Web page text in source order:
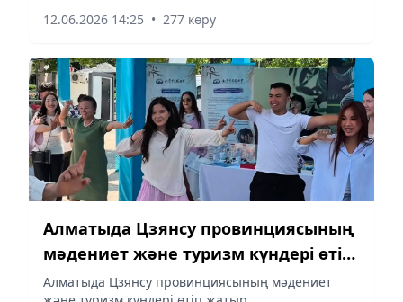
12.06.2026 14:25 • 277 көру
Алматыда Цзянсу провинциясының
мәдениет және туризм күндері өтіп
жатыр
Алматыда Цзянсу провинциясының мәдениет